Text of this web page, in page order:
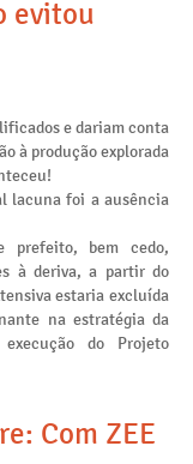
evitou
e dariam conta
à produção explorada
lacuna foi a ausência
prefeito, bem cedo,
à deriva, a partir do
estaria excluída
na estratégia da
do Projeto
Com ZEE